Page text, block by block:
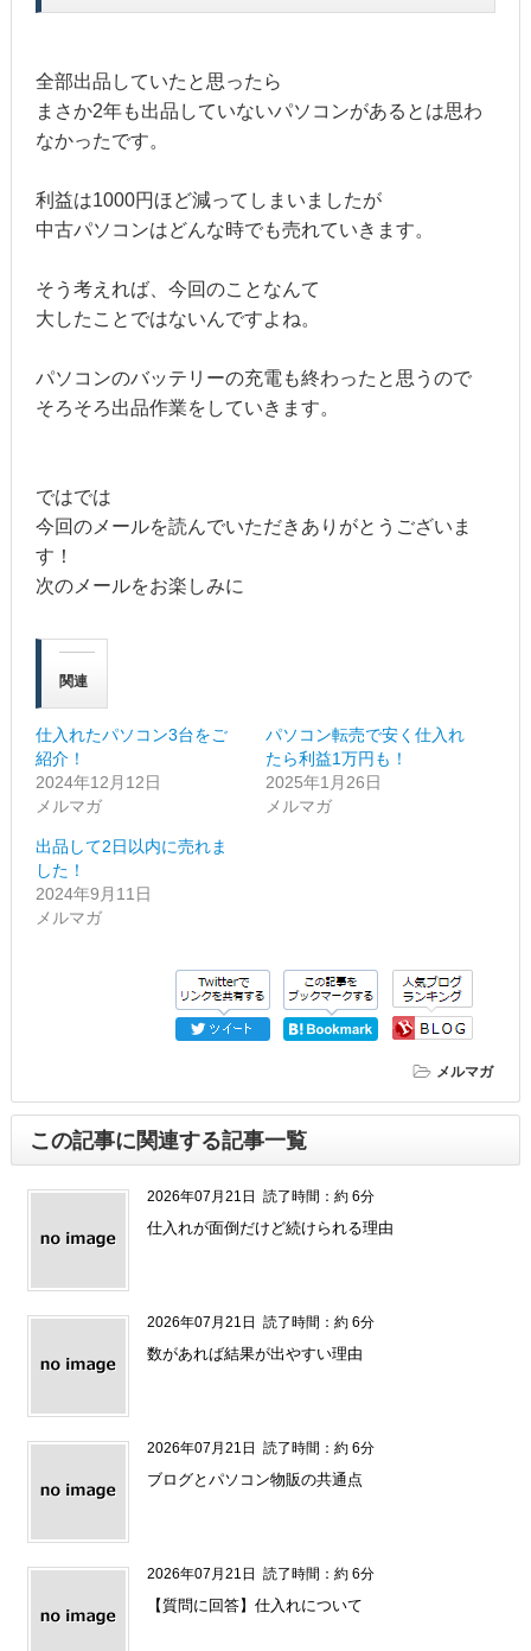
全部出品していたと思ったら
まさか2年も出品していないパソコンがあるとは思わ
なかったです。
利益は1000円ほど減ってしまいましたが
中古パソコンはどんな時でも売れていきます。
そう考えれば、今回のことなんて
大したことではないんですよね。
パソコンのバッテリーの充電も終わったと思うので
そろそろ出品作業をしていきます。
ではでは
今回のメールを読んでいただきありがとうございま
す！
次のメールをお楽しみに
関連
仕入れたパソコン3台をご
紹介！
2024年12月12日
メルマガ
パソコン転売で安く仕入れ
たら利益1万円も！
2025年1月26日
メルマガ
出品して2日以内に売れま
した！
2024年9月11日
メルマガ
メルマガ
この記事に関連する記事一覧
2026年07月21日 読了時間：約 6分
仕入れが面倒だけど続けられる理由
2026年07月21日 読了時間：約 6分
数があれば結果が出やすい理由
2026年07月21日 読了時間：約 6分
ブログとパソコン物販の共通点
2026年07月21日 読了時間：約 6分
【質問に回答】仕入れについて